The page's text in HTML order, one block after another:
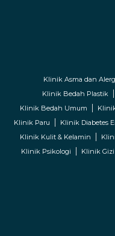
Klinik Asma dan
Klinik Bedah Plastik
Klinik Bedah Umum
Klinik Paru
Klinik Diabetes
Klinik Kulit & Kelamin
Klinik Psikologi
Klinik Gizi